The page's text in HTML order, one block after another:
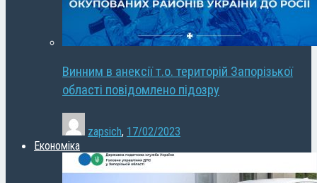
Винним в анексії т.о. територій Запорізької
області повідомлено підозру
zapsich, 17/02/2023
Економіка